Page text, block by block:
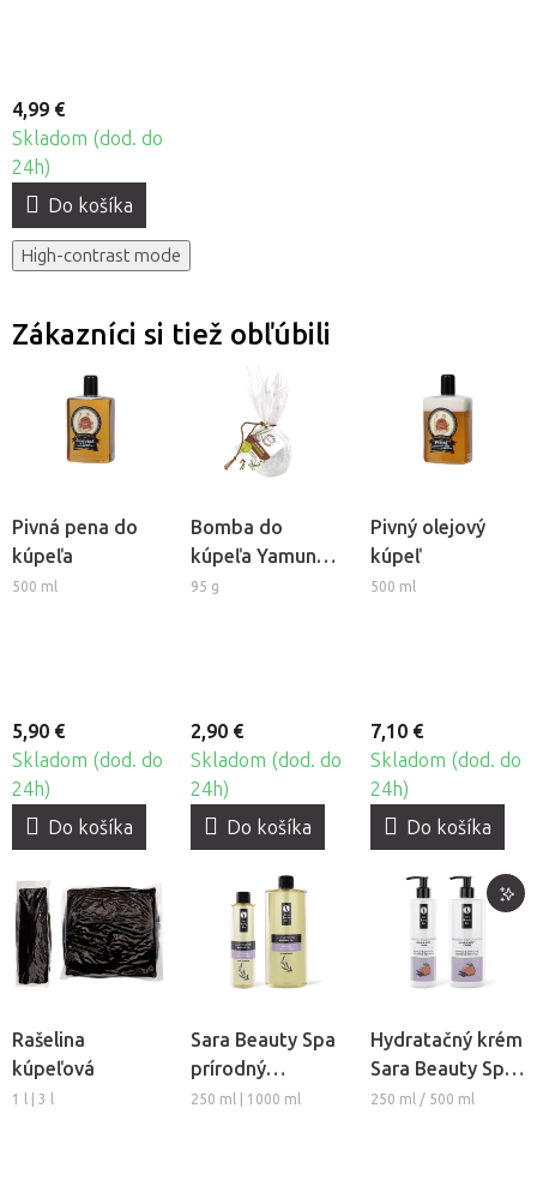
4,99 €
Skladom (dod. do
24h)
Do košíka
High-contrast mode
Zákazníci si tiež obľúbili
Pivná pena do
kúpeľa
500 ml
5,90 €
Skladom (dod. do
24h)
Do košíka
Bomba do
kúpeľa Yamuna -
Kokos
95 g
2,90 €
Skladom (dod. do
24h)
Do košíka
Pivný olejový
kúpeľ
500 ml
7,10 €
Skladom (dod. do
24h)
Do košíka
Rašelina
kúpeľová
1 l | 3 l
Sara Beauty Spa
prírodný
rastlinný
250 ml | 1000 ml
Hydratačný krém
Sara Beauty Spa
- Mango-
250 ml / 500 ml